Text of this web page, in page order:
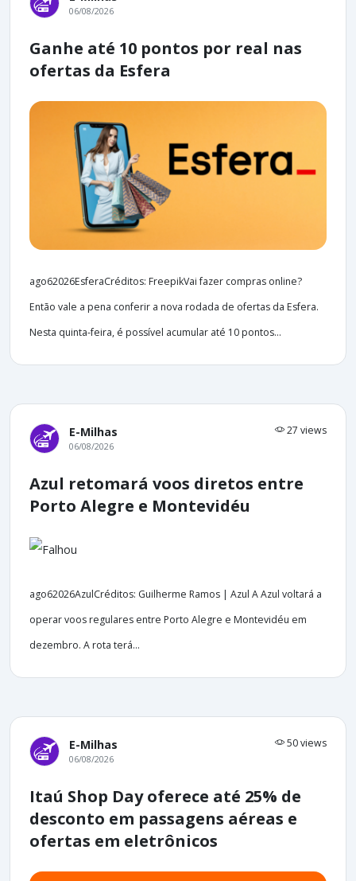
06/08/2026
Ganhe até 10 pontos por real nas
ofertas da Esfera
ago62026EsferaCréditos: FreepikVai fazer compras online?
Então vale a pena conferir a nova rodada de ofertas da Esfera.
Nesta quinta-feira, é possível acumular até 10 pontos...
E-Milhas 27 views
06/08/2026
Azul retomará voos diretos entre
Porto Alegre e Montevidéu
ago62026AzulCréditos: Guilherme Ramos | Azul A Azul voltará a
operar voos regulares entre Porto Alegre e Montevidéu em
dezembro. A rota terá...
E-Milhas 50 views
06/08/2026
Itaú Shop Day oferece até 25% de
desconto em passagens aéreas e
ofertas em eletrônicos